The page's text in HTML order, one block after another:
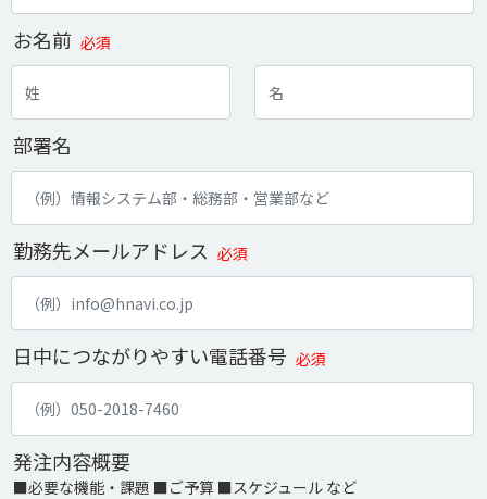
お名前 必須
部署名
勤務先メールアドレス 必須
日中につながりやすい電話番号 必須
発注内容概要
■必要な機能・課題 ■ご予算 ■スケジュール など